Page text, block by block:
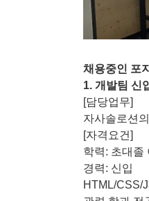
채용중인 포
1. 개발팀 신
[담당업무]
자사솔로션
[자격요건]
학력: 초대졸
경력: 신입
HTML/CSS/